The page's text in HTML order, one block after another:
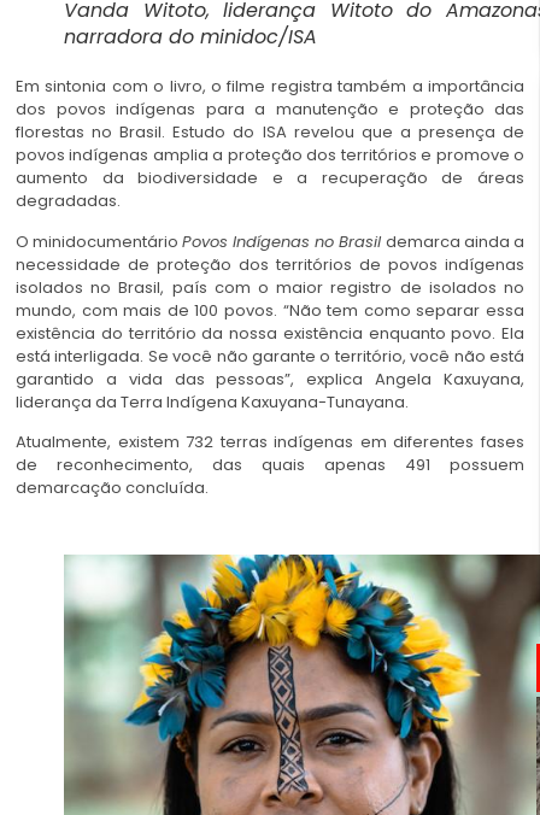
Vanda Witoto, liderança Witoto do
narradora do minidoc/ISA
Em sintonia com o livro, o filme registra também a importância
dos povos indígenas para a manutenção e proteção das
florestas no Brasil. Estudo do ISA revelou que a presença de
povos indígenas amplia a proteção dos territórios e promove o
aumento da biodiversidade e a recuperação de áreas
degradadas.
O minidocumentário Povos Indígenas no Brasil demarca ainda a
necessidade de proteção dos territórios de povos indígenas
isolados no Brasil, país com o maior registro de isolados no
mundo, com mais de 100 povos. “Não tem como separar essa
existência do território da nossa existência enquanto povo. Ela
está interligada. Se você não garante o território, você não está
garantido a vida das pessoas”, explica Angela Kaxuyana,
liderança da Terra Indígena Kaxuyana-Tunayana.
Atualmente, existem 732 terras indígenas em diferentes fases
de reconhecimento, das quais apenas 491 possuem
demarcação concluída.